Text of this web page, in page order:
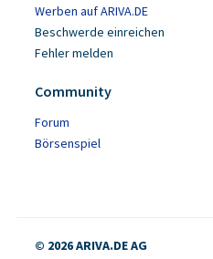
Werben auf ARIVA.DE
Beschwerde einreichen
Fehler melden
Community
Forum
Börsenspiel
© 2026 ARIVA.DE AG